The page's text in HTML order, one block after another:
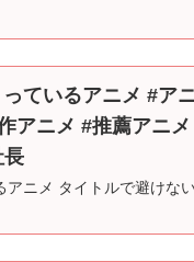
ているアニメ #ア
アニメ #推薦アニ
ニメ タイトルで避けない